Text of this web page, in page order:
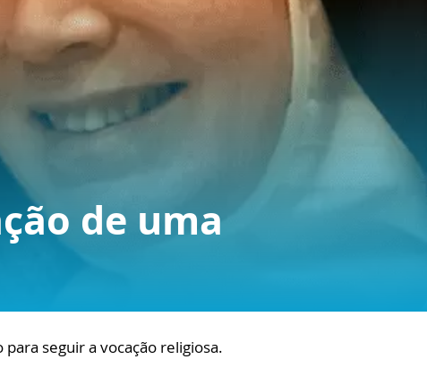
de uma
seguir a vocação religiosa.